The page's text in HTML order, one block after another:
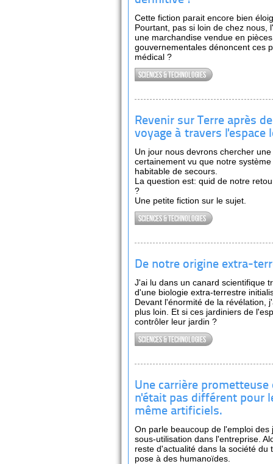
Cette fiction parait encore bien
Pourtant, pas si loin de chez nous,
une marchandise vendue en
gouvernementales dénoncent ces
médical ?
Sciences & technologies
Revenir sur Terre après
voyage à travers l'espace
Un jour nous devrons chercher
certainement vu que notre
habitable de secours.
La question est: quid de notre
?
Une petite fiction sur le sujet.
Sciences & technologies
De notre origine extra-
J'ai lu dans un canard scientifique
d'une biologie extra-terrestre
Devant l'énormité de la révélation,
plus loin. Et si ces jardiniers de
contrôler leur jardin ?
Sciences & technologies
Une carrière prometteuse
n'était pas différent pour
même artificiels.
On parle beaucoup de l'emploi
sous-utilisation dans l'entreprise.
reste d'actualité dans la société
pose à des humanoïdes.